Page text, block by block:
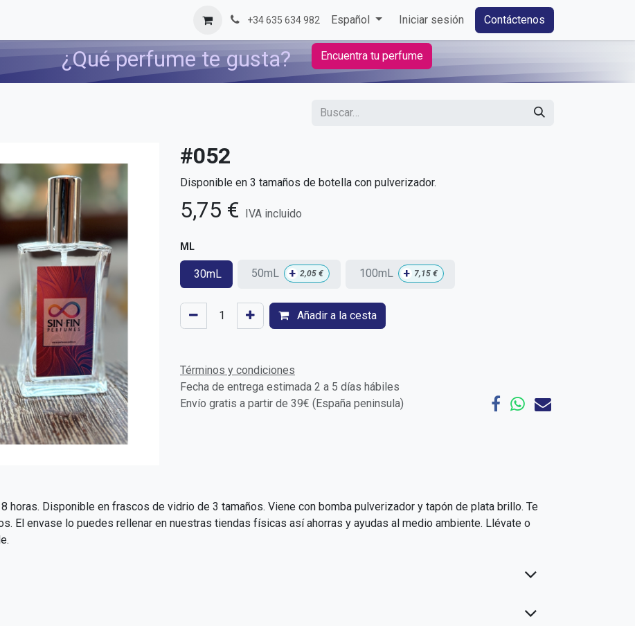
+34 635 634 982 Español Iniciar sesión Contáctenos
¿Qué perfume te gusta? Encuentra tu perfume
#052
Disponible en 3 tamaños de botella con pulverizador.
5,75 € IVA incluido
ML
30mL 50mL + 2,05 € 100mL + 7,15 €
Añadir a la cesta
Términos y condiciones
Fecha de entrega estimada 2 a 5 días hábiles
Envío gratis a partir de 39€ (España peninsula)
horas. Disponible en frascos de vidrio de 3 tamaños. Viene con bomba pulverizador y tapón de plata brillo. Te
El envase lo puedes rellenar en nuestras tiendas físicas así ahorras y ayudas al medio ambiente. Llévate o